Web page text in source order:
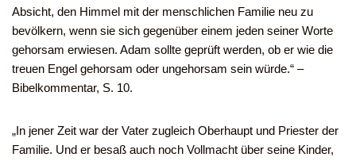
Absicht, den Himmel mit der menschlichen Familie neu zu
bevölkern, wenn sie sich gegenüber einem jeden seiner Worte
gehorsam erwiesen. Adam sollte geprüft werden, ob er wie die
treuen Engel gehorsam oder ungehorsam sein würde.“ –
Bibelkommentar, S. 10.
„In jener Zeit war der Vater zugleich Oberhaupt und Priester der
Familie. Und er besaß auch noch Vollmacht über seine Kinder,